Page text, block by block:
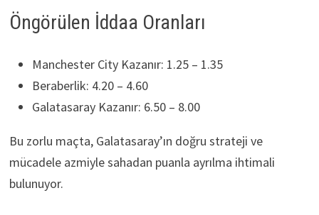
Öngörülen İddaa Oranları
Manchester City Kazanır: 1.25 – 1.35
Beraberlik: 4.20 – 4.60
Galatasaray Kazanır: 6.50 – 8.00
Bu zorlu maçta, Galatasaray’ın doğru strateji ve
mücadele azmiyle sahadan puanla ayrılma ihtimali
bulunuyor.